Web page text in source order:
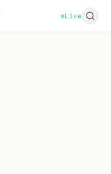
Live